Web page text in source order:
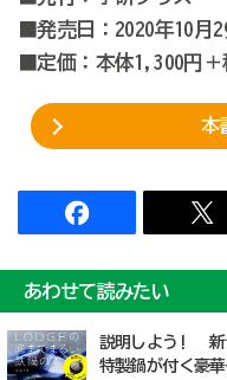
■発売日：2020年10月
■定価：本体1,300円＋
本
あわせて読みたい
説明しよう! 新
特製鍋が付く豪